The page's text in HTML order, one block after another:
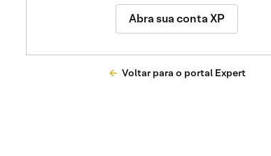
Abra sua conta XP
Voltar para o portal Expert